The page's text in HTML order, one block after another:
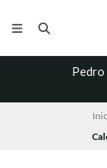
Pedro